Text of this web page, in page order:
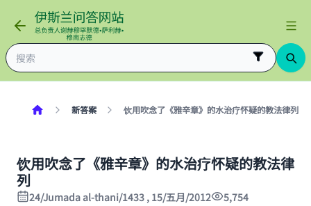
新答案 饮用吹念了《雅辛章》的水治疗怀疑的教法律列
饮用吹念了《雅辛章》的水治疗怀疑的教法律
列
24/Jumada al-thani/1433 , 15/五月/2012 5,754